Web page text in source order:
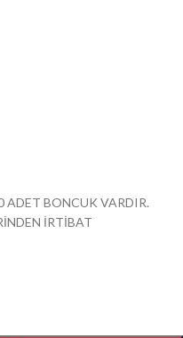
ADET BONCUK VARDIR.
İRTİBAT